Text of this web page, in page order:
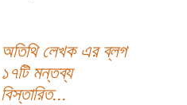
অতিথি লেখক এর ব্লগ
১৭টি মন্তব্য
বিস্তারিত...